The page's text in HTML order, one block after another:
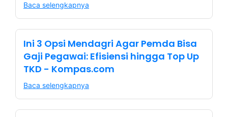
Baca selengkapnya
Ini 3 Opsi Mendagri Agar Pemda Bisa
Gaji Pegawai: Efisiensi hingga Top Up
TKD - Kompas.com
Baca selengkapnya